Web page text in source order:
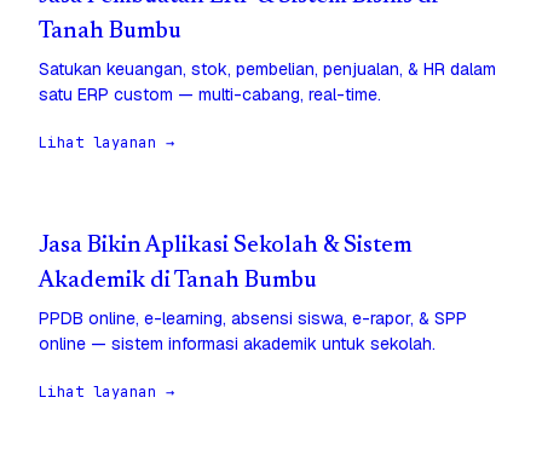
Tanah Bumbu
Satukan keuangan, stok, pembelian, penjualan, & HR dalam
satu ERP custom — multi-cabang, real-time.
Lihat layanan →
Jasa Bikin Aplikasi Sekolah & Sistem
Akademik di Tanah Bumbu
PPDB online, e-learning, absensi siswa, e-rapor, & SPP
online — sistem informasi akademik untuk sekolah.
Lihat layanan →